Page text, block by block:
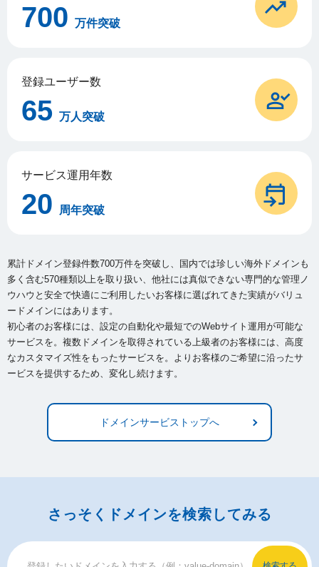
700 万件突破
登録ユーザー数
65 万人突破
サービス運用年数
20 周年突破
累計ドメイン登録件数700万件を突破し、国内では珍しい海外ドメインも
多く含む570種類以上を取り扱い、 他社には真似できない専門的な管理ノ
ウハウと安全で快適にご利用したいお客様に選ばれてきた実績がバリュ
ードメインにはあります。
初心者のお客様には、設定の自動化や最短でのWebサイト運用が可能な
サービスを。複数ドメインを取得されている上級者のお客様には、 高度
なカスタマイズ性をもったサービスを。よりお客様のご希望に沿ったサ
ービスを提供するため、変化し続けます。
ドメインサービストップへ
さっそくドメインを検索してみる